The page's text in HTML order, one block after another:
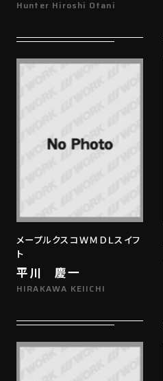
Hunter Hiroshi Otani
メープルクスコＷＭＤＬスイフ
ト
平川 慶一
HIRAKAWA KEIICHI